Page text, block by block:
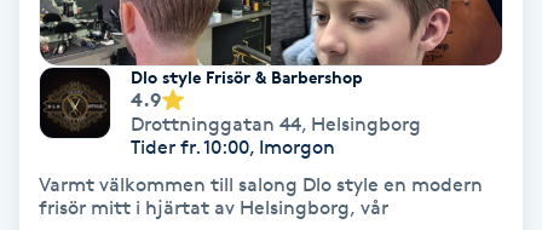
Ombre brows
Ombre naglar
Optiker
Dlo style Frisör & Barbershop
4.9
Drottninggatan 44, Helsingborg
Tider fr. 10:00, Imorgon
Varmt välkommen till salong Dlo style en modern
frisör mitt i hjärtat av Helsingborg, vår